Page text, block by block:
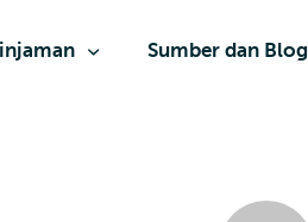
Sumber dan Blog